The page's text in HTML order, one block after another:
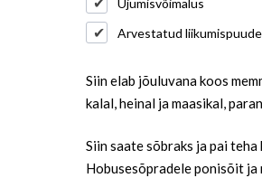
Arvestatud
Siin elab jõuluvana koos
kalal, heinal ja maasikal,
Siin saate sõbraks ja pai teha
Hobusesõpradele ponisõit